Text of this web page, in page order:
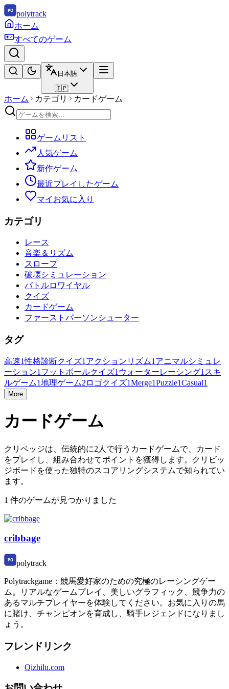
polytrack
ホーム
すべてのゲーム
日本語
🇯🇵
ホーム カテゴリ カードゲーム
ゲームリスト
人気ゲーム
新作ゲーム
最近プレイしたゲーム
マイお気に入り
カテゴリ
レース
音楽＆リズム
スロープ
破壊シミュレーション
バトルロワイヤル
クイズ
カードゲーム
ファーストパーソンシューター
タグ
高速1性格診断クイズ1 アクションリズム1 アニマルシミュレ
ーション1 フットボールクイズ1 ウォーターレーシング1 スキ
ルゲーム1地理ゲーム2 ロゴクイズ1Merge1Puzzle1Casual1
More
カードゲーム
クリベッジは、伝統的に2人で行うカードゲームで、カード
をプレイし、組み合わせてポイントを獲得します。クリビッ
ジボードを使った独特のスコアリングシステムで知られてい
ます。
1 件のゲームが見つかりました
cribbage
polytrack
Polytrackgame：競馬愛好家のための究極のレーシングゲー
ム。リアルなゲームプレイ、美しいグラフィック、競争力の
あるマルチプレイヤーを体験してください。お気に入りの馬
に賭け、チャンピオンを育成し、騎手レジェンドになりまし
ょう。
フレンドリンク
Qizhilu.com